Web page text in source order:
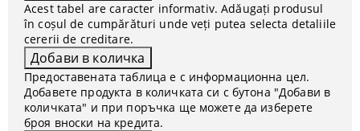
Acest tabel are caracter informativ. Adăugați produsul
în coșul de cumpărături unde veți putea selecta detaliile
cererii de creditare.
Предоставената таблица е с информационна цел.
Добавете продукта в количката си с бутона "Добави в
количката" и при поръчка ще можете да изберете
броя вноски на кредита.